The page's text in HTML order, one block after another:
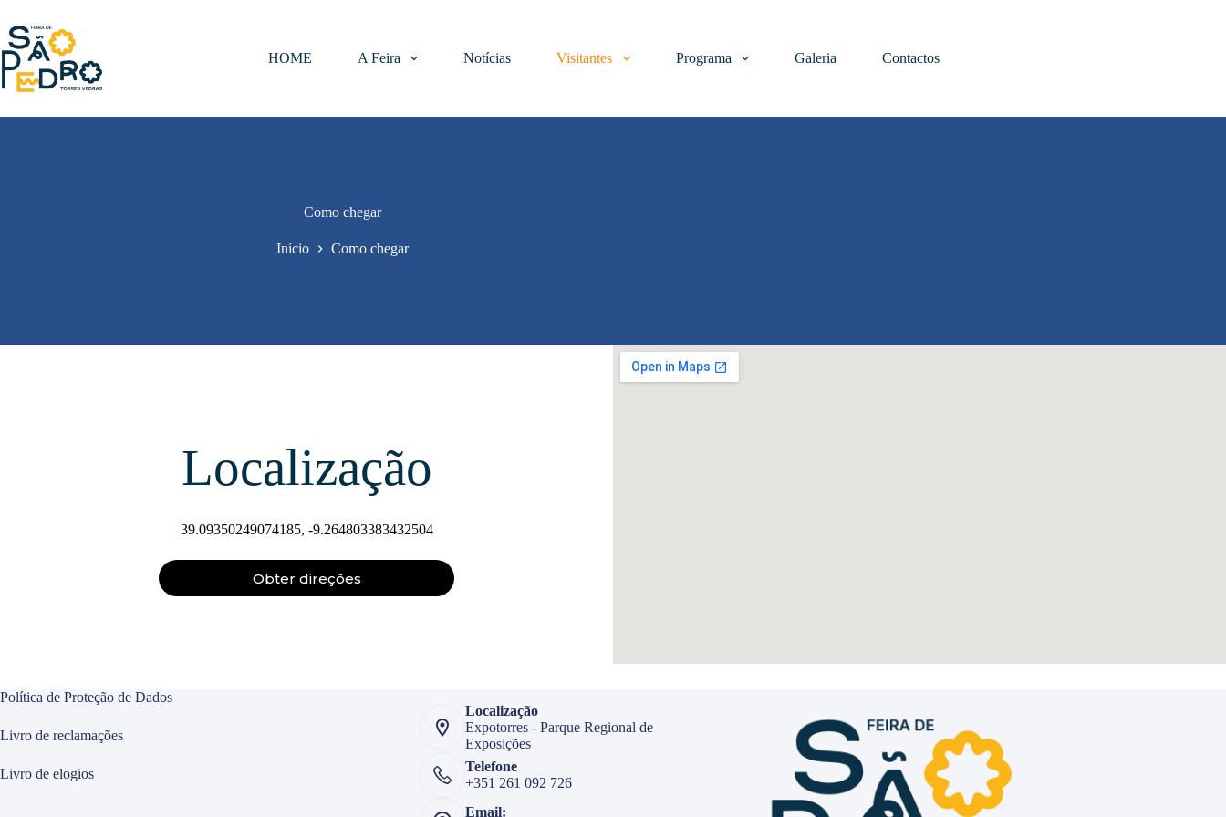
para
conteúdo
HOME A Feira Notícias Visitantes Programa Galeria Contactos
Como chegar
Início Como chegar
Localização
39.09350249074185, -9.264803383432504
Obter direções
Política de Proteção de Dados
Livro de reclamações
Livro de elogios
Localização
Expotorres - Parque Regional de
Exposições
Telefone
+351 261 092 726
Email: